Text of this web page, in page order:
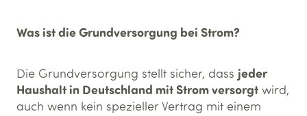
Was ist die Grundversorgung bei Strom?
Die Grundversorgung stellt sicher, dass jeder
Haushalt in Deutschland mit Strom versorgt wird,
auch wenn kein spezieller Vertrag mit einem